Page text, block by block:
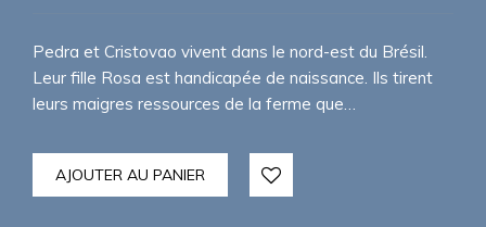
Pedra et Cristovao vivent dans le nord-est du Brésil.
Leur fille Rosa est handicapée de naissance. Ils tirent
leurs maigres ressources de la ferme que…
AJOUTER AU PANIER